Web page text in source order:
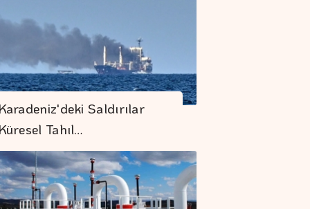
Karadeniz'deki Saldırılar
Küresel Tahıl…